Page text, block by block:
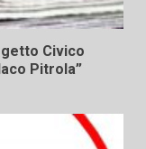
Civico
Pitrola”